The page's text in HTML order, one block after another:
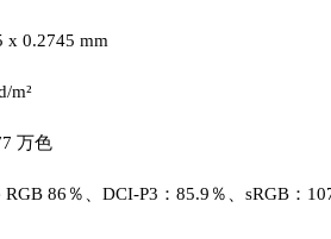
x 0.2745 mm
m²
万色
RGB 86％、DCI-P3：85.9％、sRGB：